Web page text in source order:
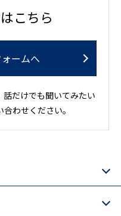
こちら
ームへ
話だけでも聞いてみたい
わせください。